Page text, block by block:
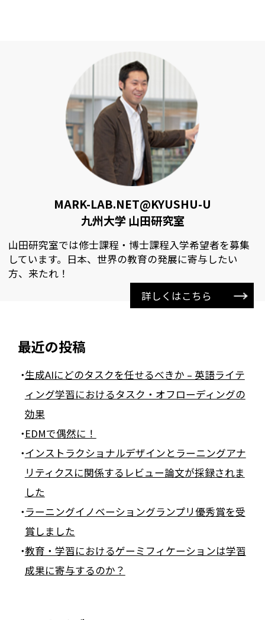
MARK-LAB.NET@KYUSHU-U
九州大学 山田研究室
山田研究室では修士課程・博士課程入学希望者を募集
しています。日本、世界の教育の発展に寄与したい
方、来たれ！
詳しくはこちら
最近の投稿
生成AIにどのタスクを任せるべきか – 英語ライテ
ィング学習におけるタスク・オフローディングの
効果
EDMで偶然に！
インストラクショナルデザインとラーニングアナ
リティクスに関係するレビュー論文が採録されま
した
ラーニングイノベーショングランプリ優秀賞を受
賞しました
教育・学習におけるゲーミフィケーションは学習
成果に寄与するのか？